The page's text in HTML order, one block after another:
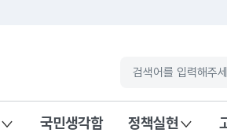
국민생각함 정책실현